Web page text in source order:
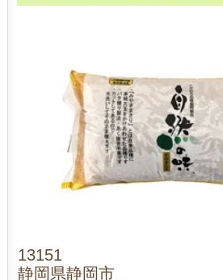
13151
静岡県静岡市